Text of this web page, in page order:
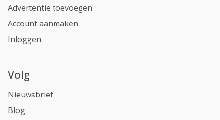
Advertentie toevoegen
Account aanmaken
Inloggen
Volg
Nieuwsbrief
Blog